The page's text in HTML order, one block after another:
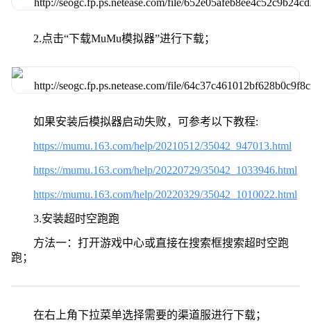
2.点击“下载MuMu模拟器”进行下载；
如果安装后模拟器启动失败，可参考以下教程:
https://mumu.163.com/help/20210512/35042_947013.html
https://mumu.163.com/help/20220729/35042_1033946.html
https://mumu.163.com/help/20220329/35042_1010022.html
3.安装超时空跑跑
方法一：打开游戏中心或直接在搜索框搜索超时空跑
跑；
在右上角下拉菜单选择需要的渠道服进行下载；